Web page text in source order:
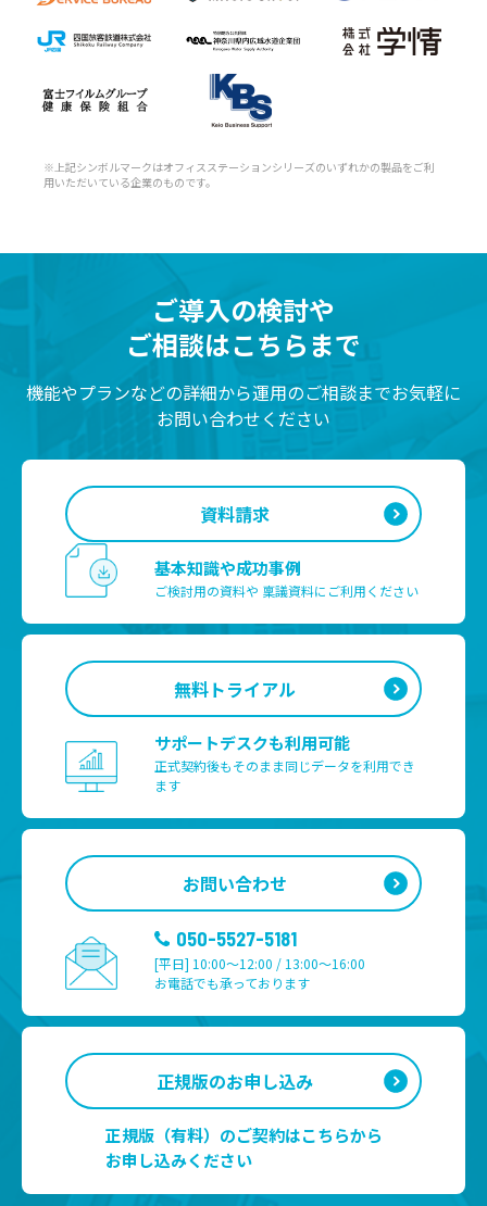
※上記シンボルマークはオフィスステーションシリーズのいずれかの製品をご利
用いただいている企業のものです。
ご導入の検討や
ご相談はこちらまで
機能やプランなどの詳細から運用のご相談までお気軽に
お問い合わせください
資料請求
基本知識や成功事例
ご検討用の資料や 稟議資料にご利用ください
無料トライアル
サポートデスクも利用可能
正式契約後もそのまま同じデータを利用でき
ます
お問い合わせ
050-5527-5181
[平日] 10:00～12:00 / 13:00～16:00
お電話でも承っております
正規版（有料）のご契約はこちらから
お申し込みください
正規版のお申し込み